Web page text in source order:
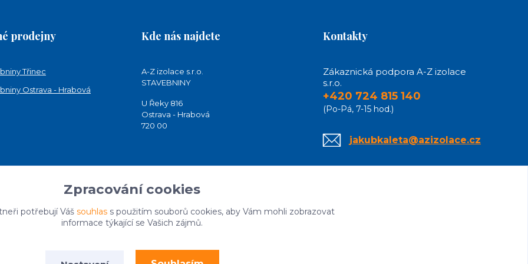
prodejny
Třinec
Ostrava - Hrabová
Kde nás najdete
A-Z izolace s.r.o.
STAVEBNINY
U Řeky 816
Ostrava - Hrabová
720 00
Kontakty
Zákaznická podpora A-Z izolace
s.r.o.
+420 724 815 140
(Po-Pá, 7-15 hod.)
jakubkaleta@azizolace.cz
Zpracování cookies
potřebují Váš souhlass použitím souborů cookies, aby Vám mohli zobrazovat
informace týkající se Vašich zájmů.